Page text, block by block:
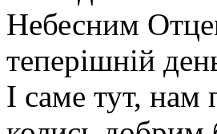
Небесним
теперішній
І саме тут,